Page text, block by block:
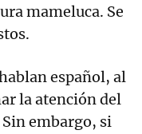
mameluca. Se
español, al
la atención del
embargo, si